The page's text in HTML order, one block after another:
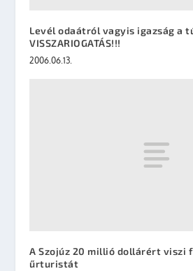
Levél odaátról vagyis igazság a
VISSZARIOGATÁS!!!
2006.06.13.
A Szojúz 20 millió dollárért viszi
űrturistát